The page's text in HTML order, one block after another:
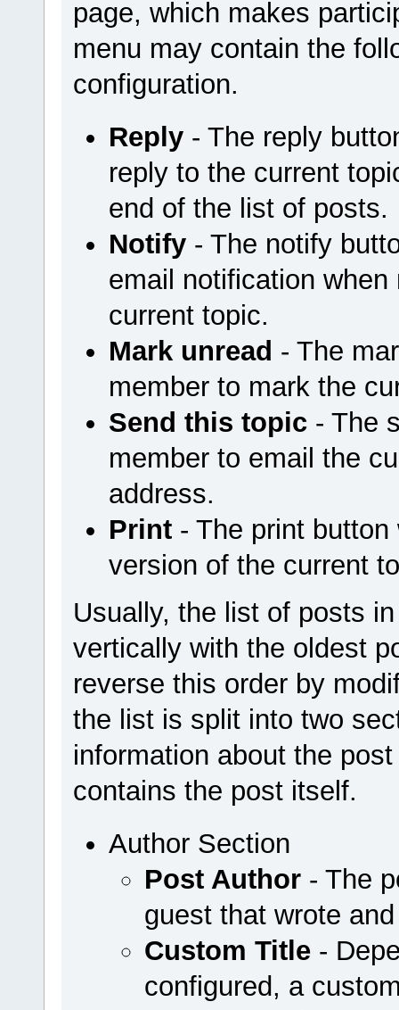
page, which makes
menu may contain the
configuration.
Reply- The reply
reply to the current
end of the list of posts.
Notify- The notify
email notification
current topic.
Mark unread - The
member to mark the
Send this topic- The
member to email the
address.
Print- The print button
version of the current
Usually, the list of posts
vertically with the oldest
reverse this order by
the list is split into two
information about the
contains the post itself.
Author Section
Post Author- The
guest that wrote
Custom Title-
configured, a